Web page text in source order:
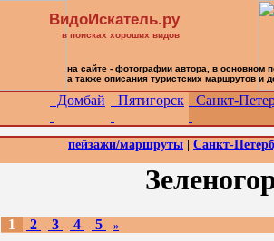
Домбай Пятигорск Санкт-
пейзажи/маршруты Санкт-
1 2 3 4 5 »
ВидоИскатель.ру
в поисках хороших видов
на сайте - фотографии автора, в основном
а также описания туристских маршрутов и